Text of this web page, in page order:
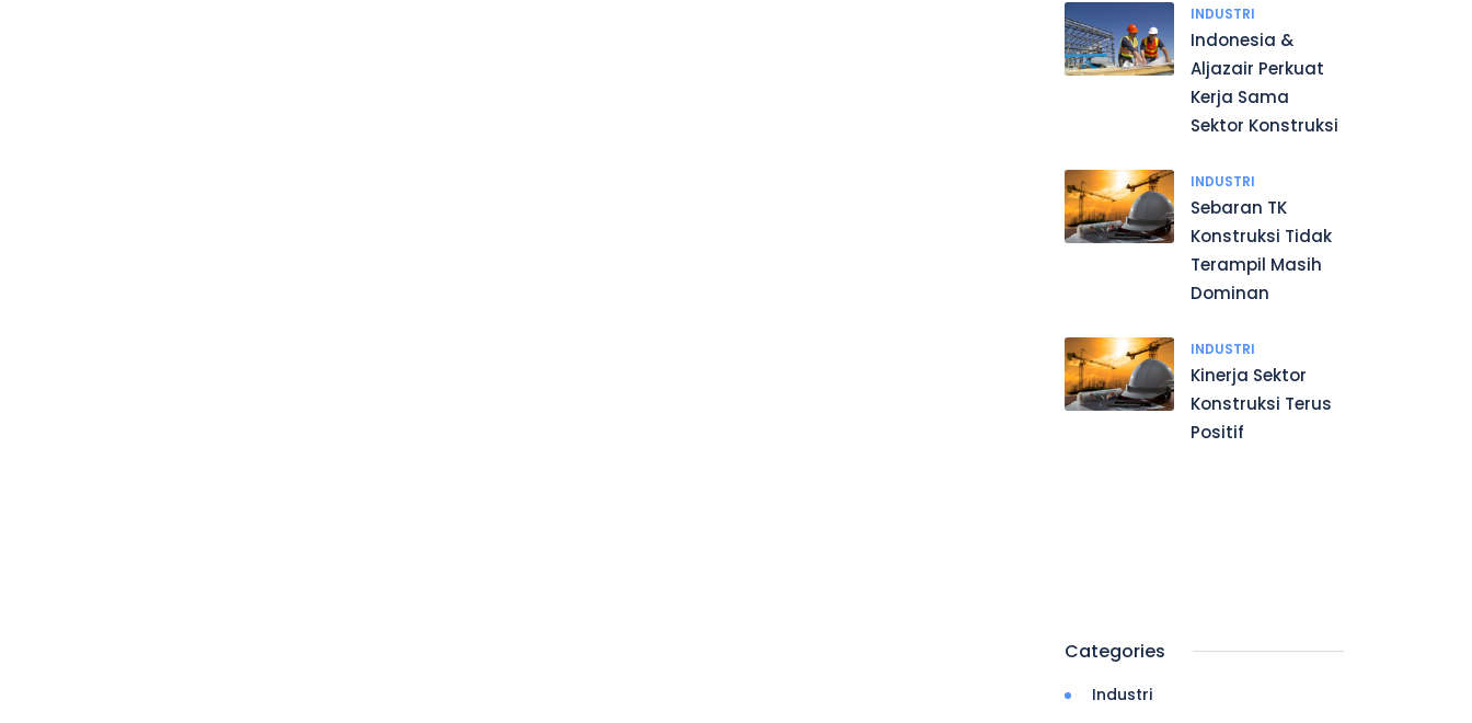
INDUSTRI
Indonesia &
Aljazair Perkuat
Kerja Sama
Sektor Konstruksi
INDUSTRI
Sebaran TK
Konstruksi Tidak
Terampil Masih
Dominan
INDUSTRI
Kinerja Sektor
Konstruksi Terus
Positif
Categories
Industri